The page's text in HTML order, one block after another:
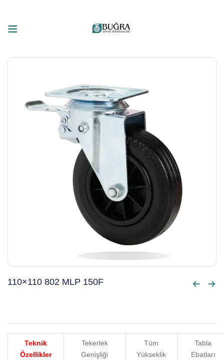
110×110 802 MLP 150F
Teknik
Özellikler
Tekerlek
Genişliği
Tüm
Yükseklik
Tabla
Ebatları